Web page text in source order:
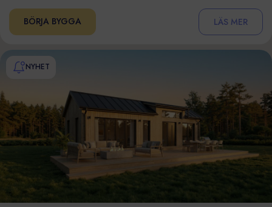
BÖRJA BYGGA LÄS MER
NYHET